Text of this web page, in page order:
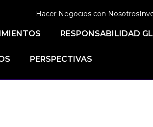
Hacer Negocios con Nosotros
RESPONSABILIDAD
PERSPECTIVAS